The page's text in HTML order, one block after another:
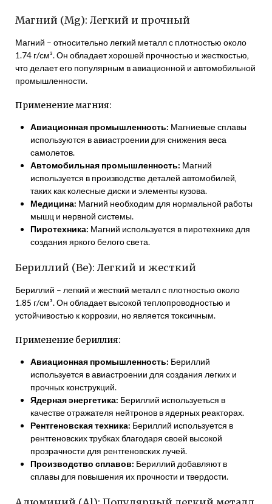
Магний (Mg): Легкий и прочный
Магний – относительно легкий металл с плотностью около
1.74 г/см³. Он обладает хорошей прочностью и жесткостью‚
что делает его популярным в авиационной и автомобильной
промышленности.
Применение магния:
Авиационная промышленность: Магниевые сплавы
используются в авиастроении для снижения веса
самолетов.
Автомобильная промышленность: Магний
используется в производстве деталей автомобилей‚
таких как колесные диски и элементы кузова.
Медицина: Магний необходим для нормальной работы
мышц и нервной системы.
Пиротехника: Магний используется в пиротехнике для
создания яркого белого света.
Бериллий (Be): Легкий и жесткий
Бериллий – легкий и жесткий металл с плотностью около
1.85 г/см³. Он обладает высокой теплопроводностью и
устойчивостью к коррозии‚ но является токсичным.
Применение бериллия:
Авиационная промышленность: Бериллий
используется в авиастроении для создания легких и
прочных конструкций.
Ядерная энергетика: Бериллий используеться в
качестве отражателя нейтронов в ядерных реакторах.
Рентгеновская техника: Бериллий используется в
рентгеновских трубках благодаря своей высокой
прозрачности для рентгеновских лучей.
Производство сплавов: Бериллий добавляют в
сплавы для повышения их прочности и твердости.